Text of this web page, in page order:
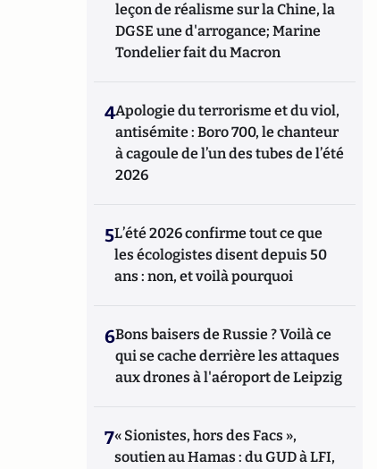
leçon de réalisme sur la Chine, la
DGSE une d'arrogance; Marine
Tondelier fait du Macron
4Apologie du terrorisme et du viol,
antisémite : Boro 700, le chanteur
à cagoule de l’un des tubes de l’été
2026
5L’été 2026 confirme tout ce que
les écologistes disent depuis 50
ans : non, et voilà pourquoi
6Bons baisers de Russie ? Voilà ce
qui se cache derrière les attaques
aux drones à l'aéroport de Leipzig
7« Sionistes, hors des Facs »,
soutien au Hamas : du GUD à LFI,